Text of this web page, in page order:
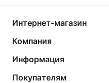
Интернет-магазин
Компания
Информация
Покупателям